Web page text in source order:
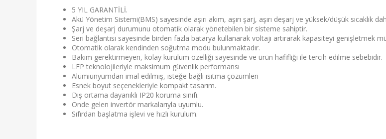
5 YIL GARANTİLİ.
Akü Yönetim Sistemi(BMS) sayesinde aşırı akım, aşırı şarj, aşırı deşarj ve yüksek/düşük sıcaklık
Şarj ve deşarj durumunu otomatik olarak yönetebilen bir sisteme sahiptir.
Seri bağlantısı sayesinde birden fazla batarya kullanarak voltajı artırarak kapasiteyi genişletmek
Otomatik olarak kendinden soğutma modu bulunmaktadır.
Bakım gerektirmeyen, kolay kurulum özelliği sayesinde ve ürün hafifliği ile tercih edilme sebebidir.
LFP teknolojileriyle maksimum güvenlik performansı
Alümiunyumdan imal edilmiş, isteğe bağlı ısıtma çözümleri
Esnek boyut seçenekleriyle kompakt tasarım.
Dış ortama dayanıklı IP20 koruma sınıfı.
Önde gelen invertör markalarıyla uyumlu.
Sıfırdan başlatma işlevi ve hızlı kurulum.